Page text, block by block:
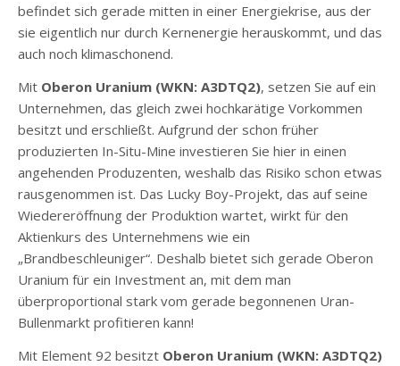
befindet sich gerade mitten in einer Energiekrise, aus der
sie eigentlich nur durch Kernenergie herauskommt, und das
auch noch klimaschonend.
Mit Oberon Uranium (WKN: A3DTQ2), setzen Sie auf ein
Unternehmen, das gleich zwei hochkarätige Vorkommen
besitzt und erschließt. Aufgrund der schon früher
produzierten In-Situ-Mine investieren Sie hier in einen
angehenden Produzenten, weshalb das Risiko schon etwas
rausgenommen ist. Das Lucky Boy-Projekt, das auf seine
Wiedereröffnung der Produktion wartet, wirkt für den
Aktienkurs des Unternehmens wie ein
„Brandbeschleuniger“. Deshalb bietet sich gerade Oberon
Uranium für ein Investment an, mit dem man
überproportional stark vom gerade begonnenen Uran-
Bullenmarkt profitieren kann!
Mit Element 92 besitzt Oberon Uranium (WKN: A3DTQ2)